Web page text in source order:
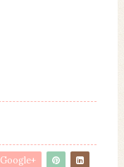
Google+